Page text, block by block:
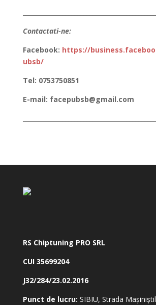
Contactati-ne:
Facebook: https://
ubsb/
Tel: 0753750851
E-mail: facepubsb@gmail.com
RS Chiptuning PRO SRL
CUI 35699204
J32/284/23.02.2016
Punct de lucru: SIBIU, Strada